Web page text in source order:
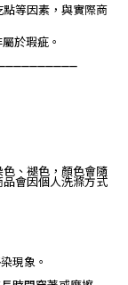
等因素，與實際商
於瑕疵。
、褪色，顏色會隨
會因個人洗滌方式
現象。